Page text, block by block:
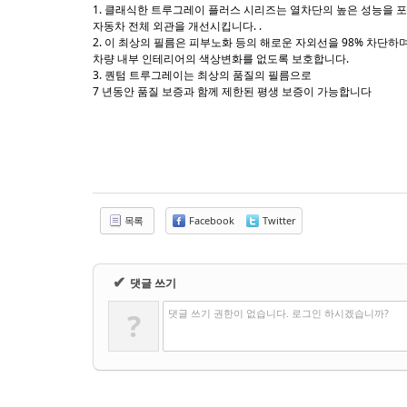
1. 클래식한 트루그레이 플러스 시리즈는 열차단의 높은 성능을
자동차 전체 외관을 개선시킵니다. .
2. 이 최상의 필름은 피부노화 등의 해로운 자외선을 98% 차단하
차량 내부 인테리어의 색상변화를 없도록 보호합니다.
3. 퀀텀 트루그레이는 최상의 품질의 필름으로
7 년동안 품질 보증과 함께 제한된 평생 보증이 가능합니다
목록 Facebook Twitter
✔ 댓글 쓰기
? 댓글 쓰기 권한이 없습니다. 로그인 하시겠습니까?